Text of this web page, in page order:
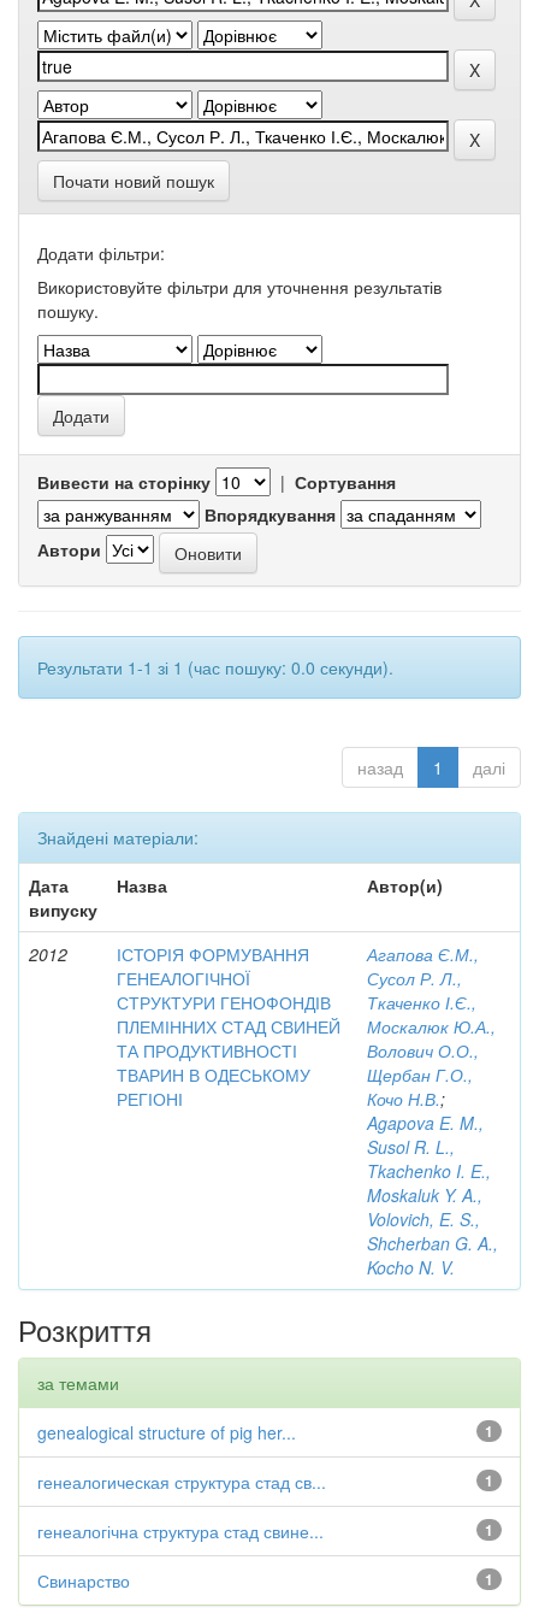
Почати новий пошук
Додати фільтри:
Використовуйте фільтри для уточнення результатів
пошуку.
Вивести на сторінку | Сортування
Впорядкування
Автори
Результати 1-1 зі 1 (час пошуку: 0.0 секунди).
назад 1 далі
Знайдені матеріали:
Дата
випуску
Назва Автор(и)
2012
ІСТОРІЯ ФОРМУВАННЯ
ГЕНЕАЛОГІЧНОЇ
СТРУКТУРИ ГЕНОФОНДІВ
ПЛЕМІННИХ СТАД СВИНЕЙ
ТА ПРОДУКТИВНОСТІ
ТВАРИН В ОДЕСЬКОМУ
РЕГІОНІ
Агапова Є.М.,
Сусол Р. Л.,
Ткаченко І.Є.,
Москалюк Ю.А.,
Волович О.О.,
Щербан Г.О.,
Кочо Н.В.;
Agapova E. M.,
Susol R. L.,
Tkachenko I. E.,
Moskaluk Y. A.,
Volovich, E. S.,
Shcherban G. A.,
Kocho N. V.
Розкриття
за темами
1
genealogical structure of pig her...
1
генеалогическая структура стад св...
1
генеалогічна структура стад свине...
1
Свинарство